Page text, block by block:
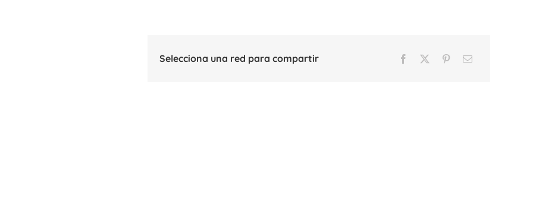
Selecciona una red para compartir